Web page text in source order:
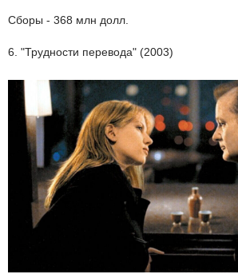
Сборы - 368 млн долл.
6. "Трудности перевода" (2003)